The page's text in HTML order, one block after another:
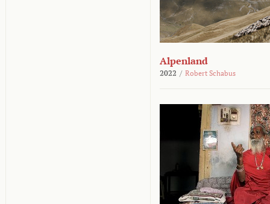
Alpenland
2022 / Robert Schabus